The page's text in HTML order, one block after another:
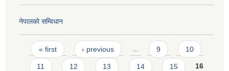
नेपालकाे सम्विधान
Pages
« first ‹ previous … 9 10
11 12 13 14 15 16